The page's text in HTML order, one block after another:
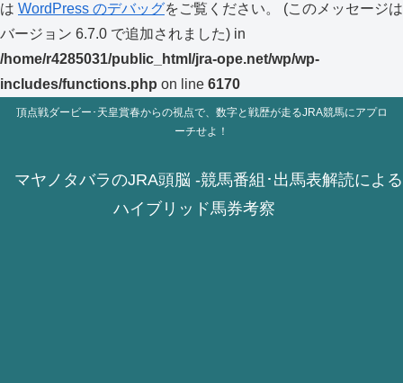
は WordPress のデバッグをご覧ください。 (このメッセージは
バージョン 6.7.0 で追加されました) in
/home/r4285031/public_html/jra-ope.net/wp/wp-
includes/functions.php on line 6170
頂点戦ダービー･天皇賞春からの視点で、数字と戦歴が走るJRA競馬にアプロ
ーチせよ！
マヤノタバラのJRA頭脳 -競馬番組･出馬表解読による
ハイブリッド馬券考察